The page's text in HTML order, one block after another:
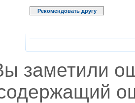
Рекомендовать другу
заметили